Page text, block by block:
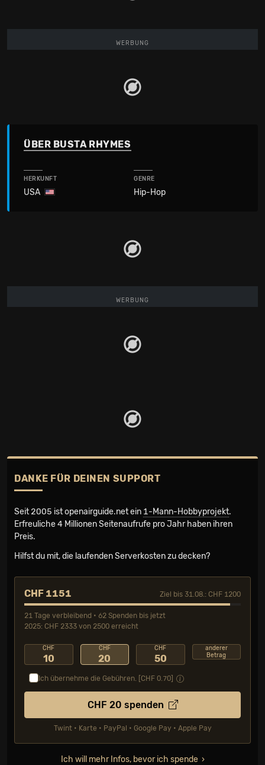
WERBUNG
ÜBER BUSTA RHYMES
HERKUNFT
USA
GENRE
Hip-Hop
WERBUNG
DANKE FÜR DEINEN SUPPORT
Seit 2005 ist openairguide.net ein 1-Mann-Hobbyprojekt.
Erfreuliche 4 Millionen Seiten­aufrufe pro Jahr haben ihren
Preis.
Hilfst du mit, die laufenden Serverkosten zu decken?
CHF 1151 Ziel bis 31.08.: CHF 1200
21 Tage verbleibend • 62 Spenden bis jetzt
2025: CHF 2333 von 2500 erreicht
CHF
10
CHF
20
CHF
50
anderer
Betrag
Ich übernehme die Gebühren. [CHF 0.70
CHF 20 spenden
Twint • Karte • PayPal • Google Pay • Apple Pay
Ich will mehr Infos, bevor ich spende